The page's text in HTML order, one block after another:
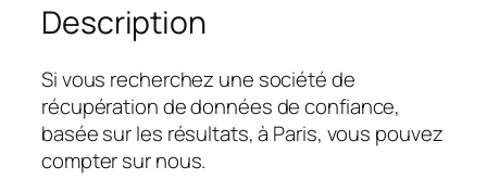
Description
Si vous recherchez une société de
récupération de données de confiance,
basée sur les résultats, à Paris, vous pouvez
compter sur nous.